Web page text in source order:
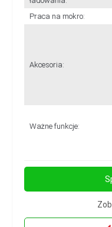
Praca na mokro:
Akcesoria:
Ważne funkcje: